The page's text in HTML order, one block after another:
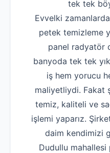
tek tek
Evvelki
petek temizleme
panel radyatör
banyoda tek tek
iş hem yorucu
maliyetliydi. Fakat
temiz, kaliteli ve
işlemi yaparız.
daim kendimizi
Dudullu